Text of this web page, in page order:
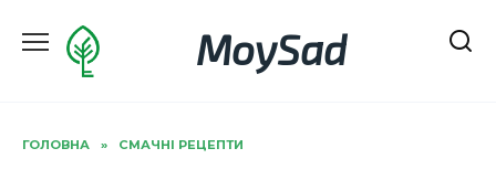
до
MoySad
ГОЛОВНА » СМАЧНІ РЕЦЕПТИ